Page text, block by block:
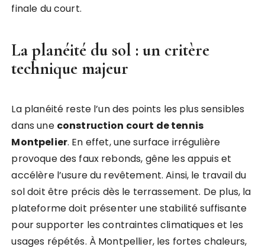
finale du court.
La planéité du sol : un critère
technique majeur
La planéité reste l’un des points les plus sensibles
dans une construction court de tennis
Montpelier. En effet, une surface irrégulière
provoque des faux rebonds, gêne les appuis et
accélère l’usure du revêtement. Ainsi, le travail du
sol doit être précis dès le terrassement. De plus, la
plateforme doit présenter une stabilité suffisante
pour supporter les contraintes climatiques et les
usages répétés. À Montpellier, les fortes chaleurs,